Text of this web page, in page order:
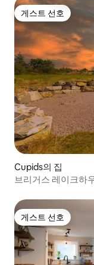
게스트 선호
게스트 선호
Cupids의 집
브리거스 레이크하
게스트 선호
게스트 선호